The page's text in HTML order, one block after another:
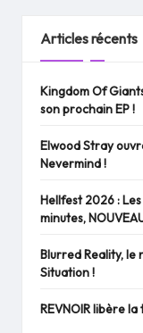
Articles récents
Kingdom Of
son prochain EP !
Elwood Stray
Nevermind !
Hellfest 2026 :
minutes,
Blurred Reality, le
Situation !
REVNOIR libère